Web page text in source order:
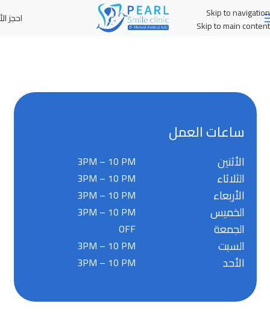
Skip to navigation
Skip to main content
MENU احجز
ساعات العمل
3PM – 10 PM الأثنين
3PM – 10 PM الثلاثاء
3PM – 10 PM الأربعاء
3PM – 10 PM الخميس
OFF الجمعة
3PM – 10 PM السبت
3PM – 10 PM الأحد